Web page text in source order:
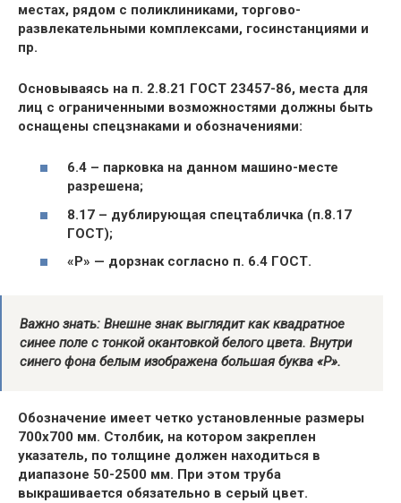
местах, рядом с поликлиниками, торгово-
развлекательными комплексами, госинстанциями и
пр.
Основываясь на п. 2.8.21 ГОСТ 23457-86, места для
лиц с ограниченными возможностями должны быть
оснащены спецзнаками и обозначениями:
6.4 – парковка на данном машино-месте
разрешена;
8.17 – дублирующая спецтабличка (п.8.17
ГОСТ);
«Р» — дорзнак согласно п. 6.4 ГОСТ.
Важно знать: Внешне знак выглядит как квадратное
синее поле с тонкой окантовкой белого цвета. Внутри
синего фона белым изображена большая буква «Р».
Обозначение имеет четко установленные размеры
700х700 мм. Столбик, на котором закреплен
указатель, по толщине должен находиться в
диапазоне 50-2500 мм. При этом труба
выкрашивается обязательно в серый цвет.